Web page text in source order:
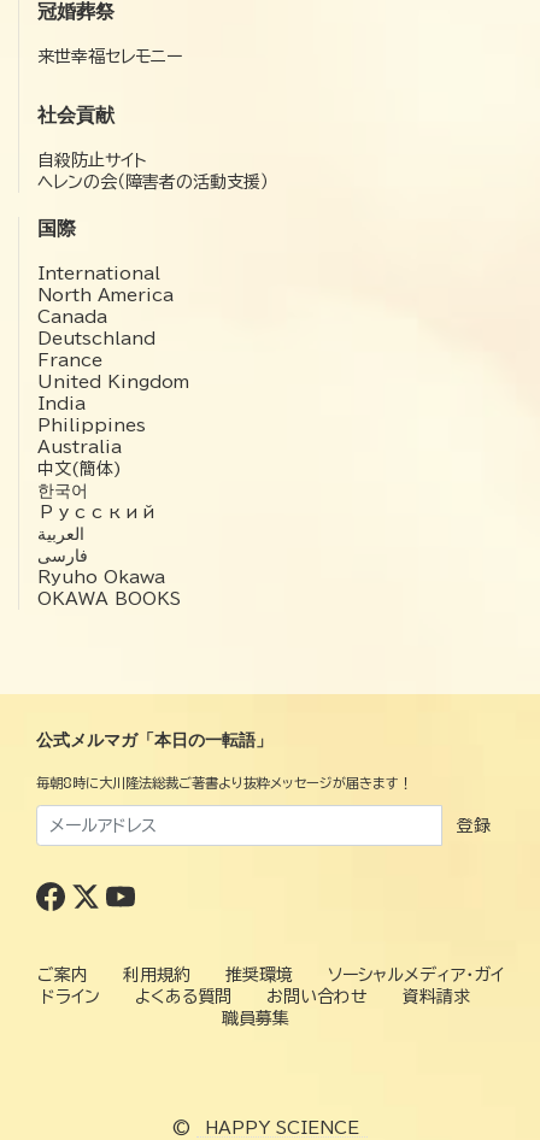
冠婚葬祭
来世幸福セレモニー
社会貢献
自殺防止サイト
ヘレンの会（障害者の活動支援）
国際
International
North America
Canada
Deutschland
France
United Kingdom
India
Philippines
Australia
中文(簡体)
한국어
Русский
العربية‏
فارسی
Ryuho Okawa
OKAWA BOOKS
公式メルマガ「本日の一転語」
毎朝8時に大川隆法総裁ご著書より抜粋メッセージが届きます！
登録
ご案内 利用規約 推奨環境
ソーシャルメディア・ガイ
ドライン
よくある質問 お問い合わせ
資料請求
職員募集
© HAPPY SCIENCE